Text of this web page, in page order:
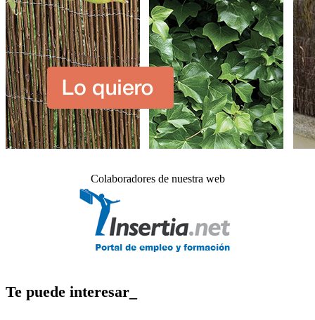
Colaboradores de nuestra web
Te puede interesar_